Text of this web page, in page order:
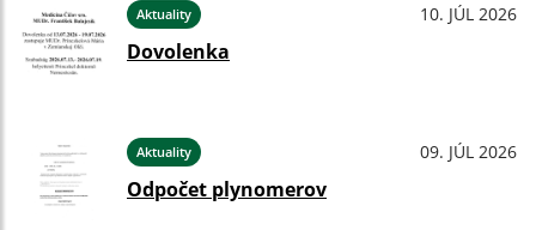
Aktuality 10. JÚL 2026
Dovolenka
Aktuality 09. JÚL 2026
Odpočet plynomerov